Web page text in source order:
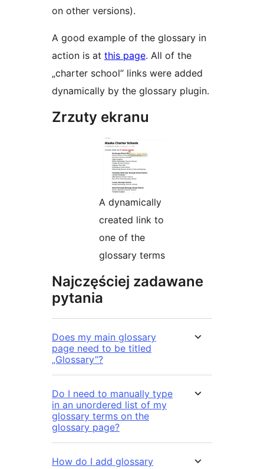
on other versions).
A good example of the glossary in
action is at this page. All of the
„charter school” links were added
dynamically by the glossary plugin.
Zrzuty ekranu
A dynamically
created link to
one of the
glossary terms
Najczęściej zadawane
pytania
Does my main glossary
page need to be titled
„Glossary”?
Do I need to manually type
in an unordered list of my
glossary terms on the
glossary page?
How do I add glossary